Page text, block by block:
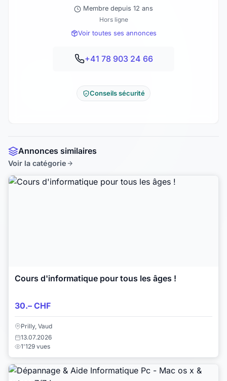
Membre depuis 12 ans
Hors ligne
Voir toutes ses annonces
+41 78 903 24 66
Conseils sécurité
Annonces similaires
Voir la catégorie
Cours d'informatique pour tous les âges !
30.– CHF
Prilly, Vaud
13.07.2026
1'129 vues